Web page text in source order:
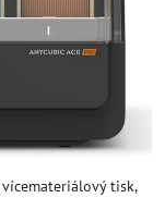
tisk,